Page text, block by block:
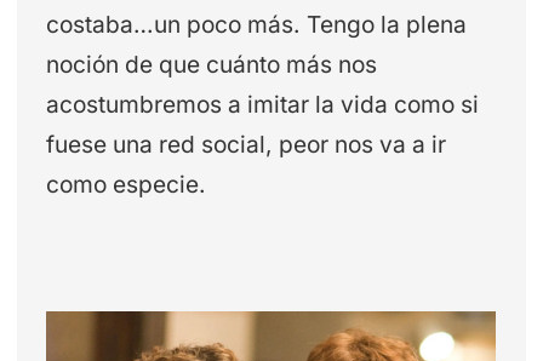
costaba…un poco más. Tengo la plena
noción de que cuánto más nos
acostumbremos a imitar la vida como si
fuese una red social, peor nos va a ir
como especie.